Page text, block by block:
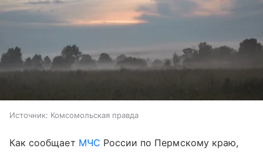
Источник: Комсомольская правда
Как сообщает МЧС России по Пермскому краю,